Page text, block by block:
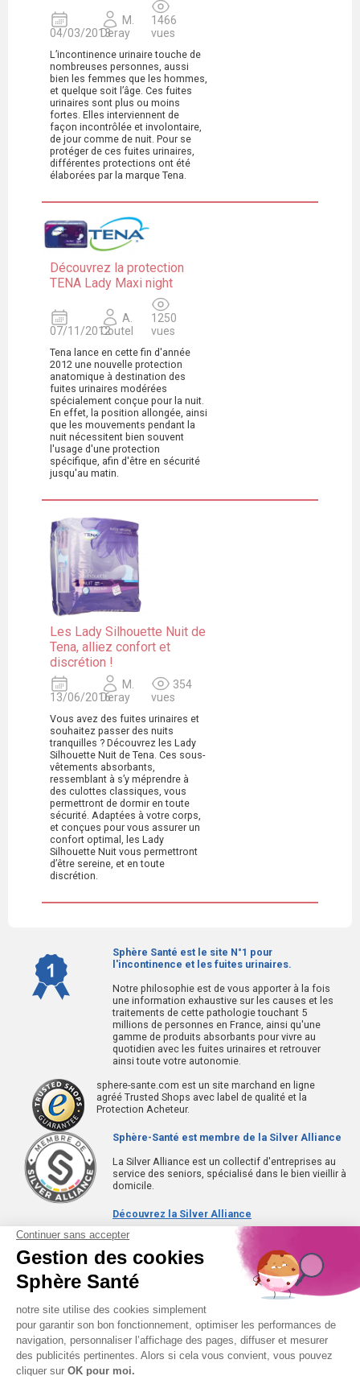
04/03/2013
M.
Deray
1466
vues
L’incontinence urinaire touche de
nombreuses personnes, aussi
bien les femmes que les hommes,
et quelque soit l’âge. Ces fuites
urinaires sont plus ou moins
fortes. Elles interviennent de
façon incontrôlée et involontaire,
de jour comme de nuit. Pour se
protéger de ces fuites urinaires,
différentes protections ont été
élaborées par la marque Tena.
Découvrez la protection
TENA Lady Maxi night
07/11/2012
A.
Coutel
1250
vues
Tena lance en cette fin d'année
2012 une nouvelle protection
anatomique à destination des
fuites urinaires modérées
spécialement conçue pour la nuit.
En effet, la position allongée, ainsi
que les mouvements pendant la
nuit nécessitent bien souvent
l'usage d'une protection
spécifique, afin d'être en sécurité
jusqu'au matin.
Les Lady Silhouette Nuit de
Tena, alliez confort et
discrétion !
13/06/2016
M.
Deray
354
vues
Vous avez des fuites urinaires et
souhaitez passer des nuits
tranquilles ? Découvrez les Lady
Silhouette Nuit de Tena. Ces sous-
vêtements absorbants,
ressemblant à s’y méprendre à
des culottes classiques, vous
permettront de dormir en toute
sécurité. Adaptées à votre corps,
et conçues pour vous assurer un
confort optimal, les Lady
Silhouette Nuit vous permettront
d’être sereine, et en toute
discrétion.
Sphère Santé est le site N°1 pour
l'incontinence et les fuites urinaires.
Notre philosophie est de vous apporter à la fois
une information exhaustive sur les causes et les
traitements de cette pathologie touchant 5
millions de personnes en France, ainsi qu'une
gamme de produits absorbants pour vivre au
quotidien avec les fuites urinaires et retrouver
ainsi toute votre autonomie.
sphere-sante.com est un site marchand en ligne
agréé Trusted Shops avec label de qualité et la
Protection Acheteur.
Sphère-Santé est membre de la Silver Alliance
La Silver Alliance est un collectif d'entreprises au
service des seniors, spécialisé dans le bien vieillir à
domicile.
Découvrez la Silver Alliance